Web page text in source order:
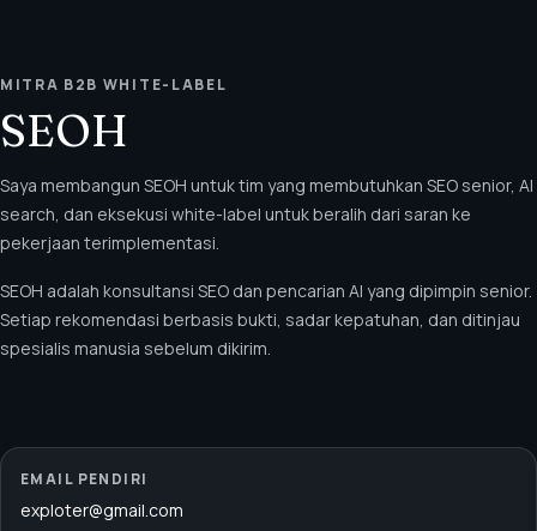
MITRA B2B WHITE-LABEL
SEOH
Saya membangun SEOH untuk tim yang membutuhkan SEO senior, AI
search, dan eksekusi white-label untuk beralih dari saran ke
pekerjaan terimplementasi.
SEOH adalah konsultansi SEO dan pencarian AI yang dipimpin senior.
Setiap rekomendasi berbasis bukti, sadar kepatuhan, dan ditinjau
spesialis manusia sebelum dikirim.
EMAIL PENDIRI
exploter@gmail.com